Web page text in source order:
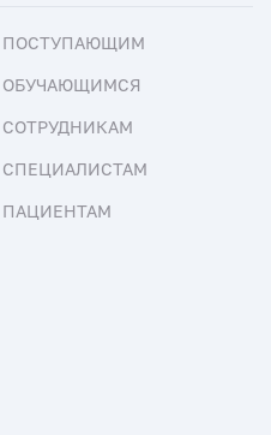
ПОСТУПАЮЩИМ
ОБУЧАЮЩИМСЯ
СОТРУДНИКАМ
СПЕЦИАЛИСТАМ
ПАЦИЕНТАМ